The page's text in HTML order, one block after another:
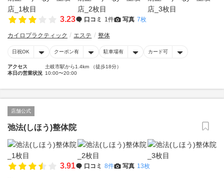
3.23 口コミ 1件 写真 7枚
カイロプラクティック エステ 整体
日祝OK クーポン有 駐車場有 カード可
アクセス
土岐市駅から1.4km （徒歩18分）
本日の営業状況 10:00〜20:00
店舗公式
弛法(しほう)整体院
3.91 口コミ 8件 写真 13枚